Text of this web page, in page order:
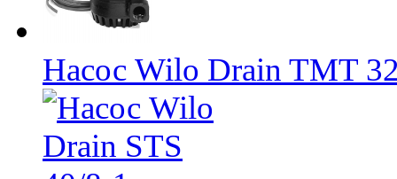
Насос Wilo Drain TMT